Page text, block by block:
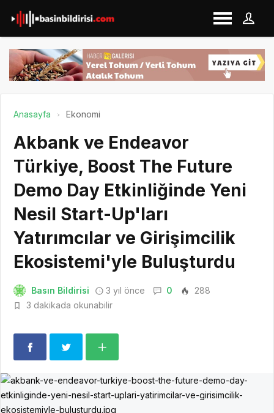
Anasayfa Ekonomi
Akbank ve Endeavor
Türkiye, Boost The Future
Demo Day Etkinliğinde Yeni
Nesil Start-Up'ları
Yatırımcılar ve Girişimcilik
Ekosistemi'yle Buluşturdu
Basın Bildirisi 3 yıl önce 0
288
3 dakikada okunabilir